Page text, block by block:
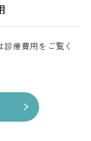
療費用をご覧く